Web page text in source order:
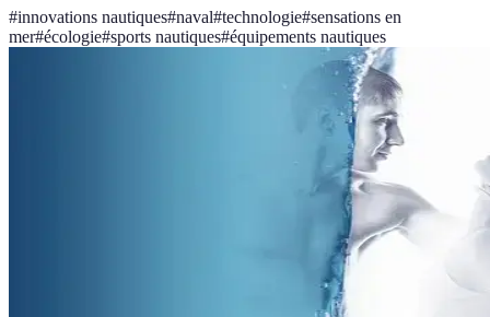
#innovations nautiques#naval#technologie#sensations en
mer#écologie#sports nautiques#équipements nautiques